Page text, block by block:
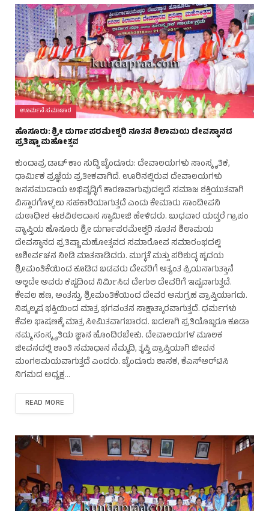
ಊರ್ಮನೆ ಸಮಾಚಾರ
ಹೊಸೂರು: ಶ್ರೀ ದುರ್ಗಾಪರಮೇಶ್ವರಿ ನೂತನ ಶಿಲಾಮಯ ದೇವಸ್ಥಾನದ
ಪ್ರತಿಷ್ಟಾ ಮಹೋತ್ಸವ
ಕುಂದಾಪ್ರ ಡಾಟ್ ಕಾಂ ಸುದ್ದಿ ಬೈಂದೂರು: ದೇವಾಲಯಗಳು ಸಾಂಸ್ಕೃತಿಕ,
ಧಾರ್ಮಿಕ ಪ್ರಜ್ಞೆಯ ಪ್ರತೀಕವಾಗಿದೆ. ಊರಿನಲ್ಲಿರುವ ದೇವಾಲಯಗಳು
ಜನಸಮುದಾಯ ಅಭಿವೃದ್ಧಿಗೆ ಕಾರಣವಾಗುವುದಲ್ಲದೆ ಸಮಾಜ ಶಕ್ತಿಯುತವಾಗಿ
ವಿಸ್ತಾರಗೊಳ್ಳಲು ಸಹಕಾರಿಯಾಗುತ್ತದೆ ಎಂದು ಕೇಮಾರು ಸಾಂದೀಪನಿ
ಮಠಾಧೀಶ ಈಶವಿಠಲದಾಸ ಸ್ವಾಮೀಜಿ ಹೇಳಿದರು. ಬುಧವಾರ ಯಡ್ತರೆ ಗ್ರಾಪಂ
ವ್ಯಾಪ್ತಿಯ ಹೊಸೂರು ಶ್ರೀ ದುರ್ಗಾಪರಮೇಶ್ವರಿ ನೂತನ ಶಿಲಾಮಯ
ದೇವಸ್ಥಾನದ ಪ್ರತಿಷ್ಟಾ ಮಹೋತ್ಸವದ ಸಮಾರೋಪ ಸಮಾರಂಭದಲ್ಲಿ
ಆಶೀರ್ವಚನ ನೀಡಿ ಮಾತನಾಡಿದರು. ಮುಗ್ಧತೆ ಮತ್ತು ಪರಿಶುದ್ಧ ಹೃದಯ
ಶ್ರೀಮಂತಿಕೆಯಿಂದ ಕೂಡಿದ ಬಡವರು ದೇವರಿಗೆ ಅತ್ಯಂತ ಪ್ರಿಯನಾಗುತ್ತಾನೆ
ಅಲ್ಲದೇ ಅವರು ಕಷ್ಟದಿಂದ ನಿರ್ಮಿಸಿದ ದೇಗುಲ ದೇವರಿಗೆ ಇಷ್ಟವಾಗುತ್ತದೆ.
ಕೇವಲ ಹಣ, ಅಂತಸ್ತು, ಶ್ರೀಮಂತಿಕೆಯಿಂದ ದೇವರ ಅನುಗ್ರಹ ಪ್ರಾಪ್ತಿಯಾಗದು.
ನಿಷ್ಕಲ್ಮಷ ಭಕ್ತಿಯಿಂದ ಮಾತ್ರ ಭಗವಂತನ ಸಾಕ್ಷಾತ್ಕಾರವಾಗುತ್ತದೆ. ಧರ್ಮಗಳು
ಕೆವಲ ಭಾಷಣಕ್ಕೆ ಮಾತ್ರ ಸೀಮಿತವಾಗಬಾರದ. ಬದಲಾಗಿ ಪ್ರತಿಯೊಬ್ಬರೂ ಕೂಡಾ
ನಮ್ಮ ಸಂಸ್ಕೃತಿಯ ಜ್ಞಾನ ಹೊಂದಿರಬೇಕು. ದೇವಾಲಯಗಳ ಮೂಲಕ
ಜೀವನದಲ್ಲಿ ಶಾಂತಿ ಸಮಾಧಾನ ನೆಮ್ಮದಿ, ತೃಪ್ತಿ ಪ್ರಾಪ್ತಿಯಾಗಿ ಜೀವನ
ಮಂಗಲಮಯವಾಗುತ್ತದೆ ಎಂದರು. ಬೈಂದೂರು ಶಾಸಕ, ಕೆಎಸ್‌ಆರ್‌ಟಿಸಿ
ನಿಗಮದ ಅಧ್ಯಕ್ಷ…
READ MORE